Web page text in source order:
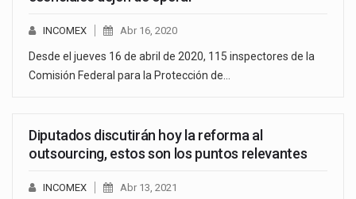
INCOMEX Abr 16, 2020
Desde el jueves 16 de abril de 2020, 115 inspectores de la
Comisión Federal para la Protección de…
Diputados discutirán hoy la reforma al
outsourcing, estos son los puntos relevantes
INCOMEX Abr 13, 2021